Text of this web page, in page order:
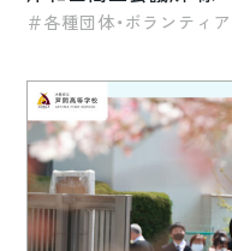
各種団体・ボランティア